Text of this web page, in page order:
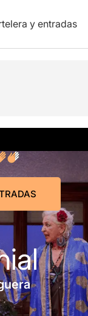
y entradas
artística Fotos